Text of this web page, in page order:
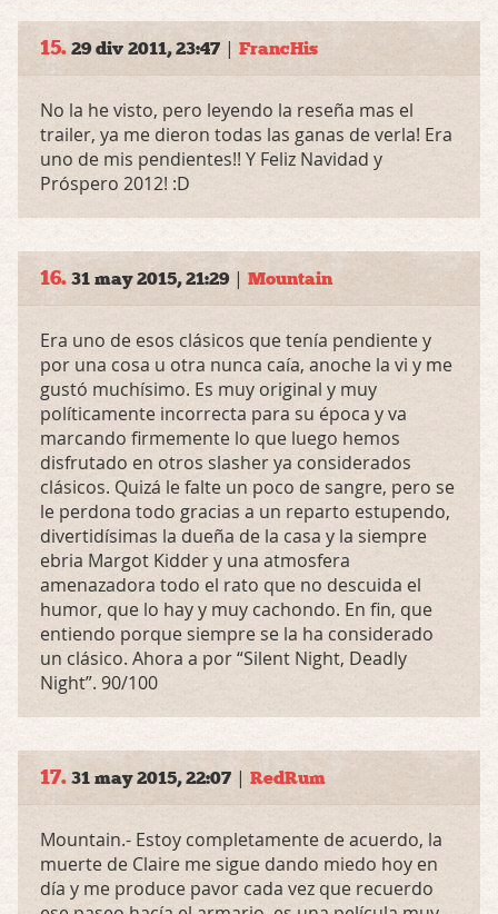
15. 29 div 2011, 23:47 | FrancHis
No la he visto, pero leyendo la reseña mas el
trailer, ya me dieron todas las ganas de verla! Era
uno de mis pendientes!! Y Feliz Navidad y
Próspero 2012! :D
16. 31 may 2015, 21:29| Mountain
Era uno de esos clásicos que tenía pendiente y
por una cosa u otra nunca caía, anoche la vi y me
gustó muchísimo. Es muy original y muy
políticamente incorrecta para su época y va
marcando firmemente lo que luego hemos
disfrutado en otros slasher ya considerados
clásicos. Quizá le falte un poco de sangre, pero se
le perdona todo gracias a un reparto estupendo,
divertidísimas la dueña de la casa y la siempre
ebria Margot Kidder y una atmosfera
amenazadora todo el rato que no descuida el
humor, que lo hay y muy cachondo. En fin, que
entiendo porque siempre se la ha considerado
un clásico. Ahora a por “Silent Night, Deadly
Night”. 90/100
17. 31 may 2015, 22:07 | RedRum
Mountain.- Estoy completamente de acuerdo, la
muerte de Claire me sigue dando miedo hoy en
día y me produce pavor cada vez que recuerdo